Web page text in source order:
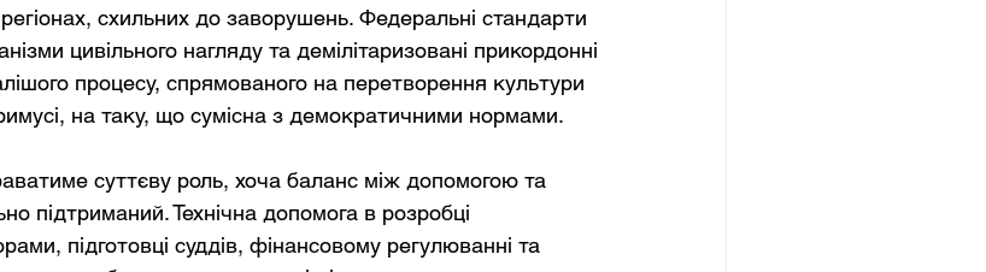
схильних до заворушень. Федеральні стандарти
цивільного нагляду та демілітаризовані прикордонні
процесу, спрямованого на перетворення культури
на таку, що сумісна з демократичними нормами.
суттєву роль, хоча баланс між допомогою та
підтриманий. Технічна допомога в розробці
підготовці суддів, фінансовому регулюванні та